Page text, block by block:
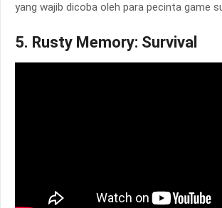
yang wajib dicoba oleh para pecinta game
5. Rusty Memory: Survival